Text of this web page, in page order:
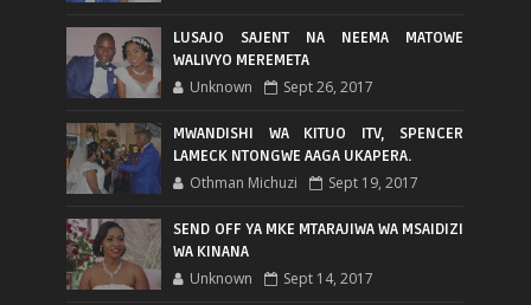
LUSAJO SAJENT NA NEEMA MATOWE
WALIVYO MEREMETA
Unknown Sept 26, 2017
MWANDISHI WA KITUO ITV, SPENCER
LAMECK NTONGWE AAGA UKAPERA.
Othman Michuzi Sept 19, 2017
SEND OFF YA MKE MTARAJIWA WA MSAIDIZI
WA KINANA
Unknown Sept 14, 2017